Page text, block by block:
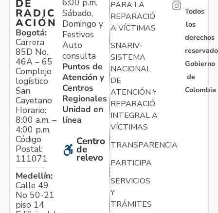
DE
RADIC
ACIÓN
Bogotá:
Carrera
85D No.
46A – 65
Complejo
logístico
San
Cayetano
Horario:
8:00 a.m. –
4:00 p.m.
Código
Postal:
111071
Medellín:
Calle 49
No 50-21
piso 14
Sábado,
Domingo y
Festivos
Auto
consulta
Puntos de
Atención y
Centros
Regionales
Unidad en
línea
Centro
de
relevo
PARA LA
REPARACIÓN
A VÍCTIMAS
SNARIV-
SISTEMA
NACIONAL
DE
ATENCIÓN Y
REPARACIÓN
INTEGRAL A
VÍCTIMAS
TRANSPARENCIA
PARTICIPA
SERVICIOS
Y
TRÁMITES
Todos
los
derechos
Gobierno
de
Colombia